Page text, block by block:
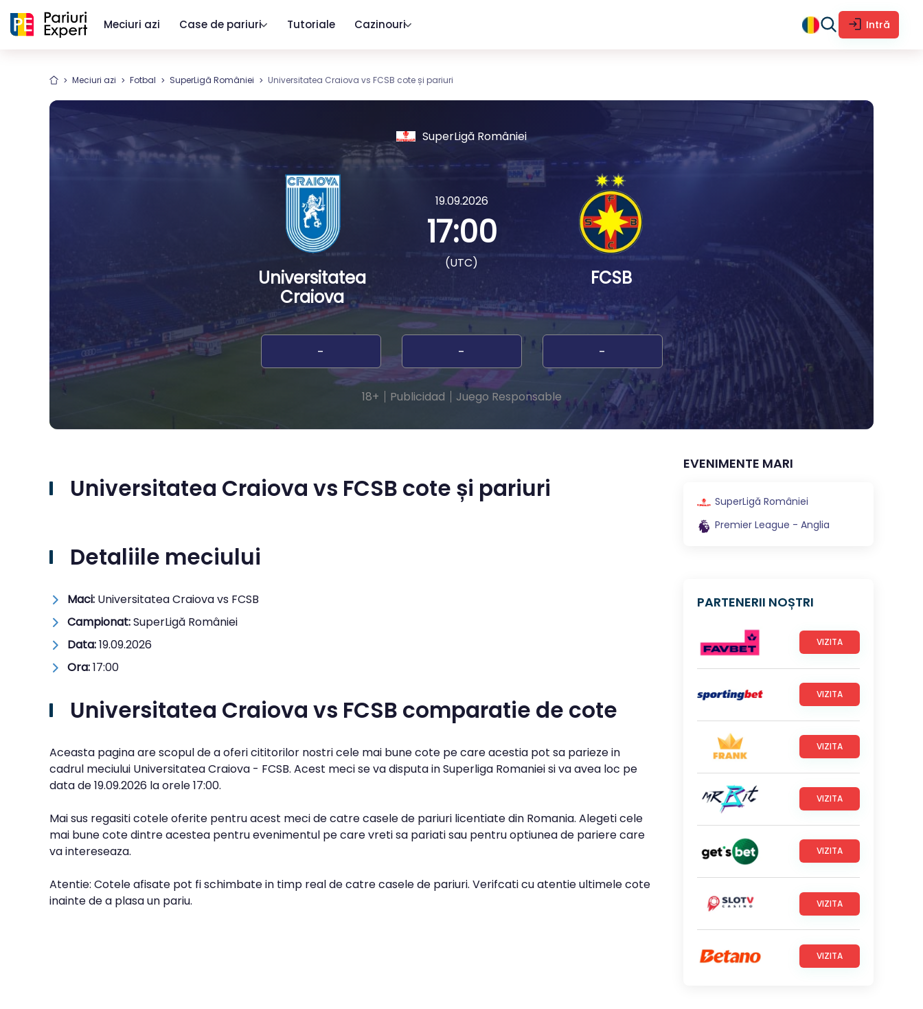
Meciuri azi Case de pariuri Tutoriale Cazinouri Intră
Meciuri azi Fotbal SuperLigă României Universitatea Craiova vs FCSB cote și pariuri
SuperLigă României
Universitatea
Craiova
19.09.2026
17:00
(UTC)
FCSB
- - -
18+ Publicidad Juego Responsable
Universitatea Craiova vs FCSB cote și pariuri
Detaliile meciului
Maci: Universitatea Craiova vs FCSB
Campionat:SuperLigă României
Data:19.09.2026
Ora:17:00
Universitatea Craiova vs FCSB comparatie de cote
Aceasta pagina are scopul de a oferi cititorilor nostri cele mai bune cote pe care acestia pot sa parieze in
cadrul meciului Universitatea Craiova - FCSB. Acest meci se va disputa in Superliga Romaniei si va avea loc pe
data de19.09.2026 la orele17:00.
Mai sus regasiti cotele oferite pentru acest meci de catre casele de pariuri licentiate din Romania. Alegeti cele
mai bune cote dintre acestea pentru evenimentul pe care vreti sa pariati sau pentru optiunea de pariere care
va intereseaza.
Atentie: Cotele afisate pot fi schimbate in timp real de catre casele de pariuri. Verifcati cu atentie ultimele cote
inainte de a plasa un pariu.
EVENIMENTE MARI
SuperLigă României
Premier League - Anglia
PARTENERII NOȘTRI
VIZITA
VIZITA
VIZITA
VIZITA
VIZITA
VIZITA
VIZITA